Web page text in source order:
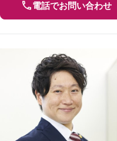
電話でお問い合わせ